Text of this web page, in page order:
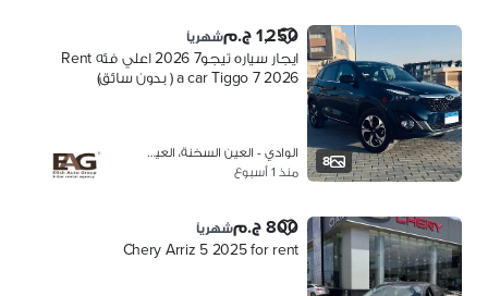
8
1,250 ج.م شهرياً
ايجار سياره تيجو7 2026 اعلي فئه Rent
a car Tiggo 7 2026 ( بدون سائق)
الوادي - العين السخنة، العين السخنة
منذ 1 أسبوع
800 ج.م شهرياً
Chery Arriz 5 2025 for rent